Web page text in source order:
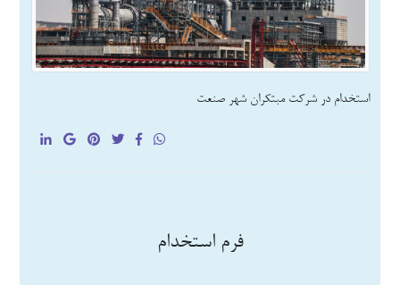
استخدام در شرکت مبتکران شهر صنعت
فرم استخدام